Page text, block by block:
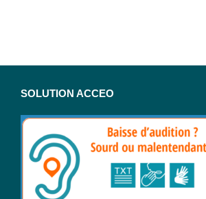
SOLUTION ACCEO